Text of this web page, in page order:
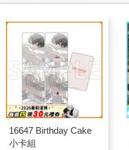
16647 Birthday Cake
小卡組